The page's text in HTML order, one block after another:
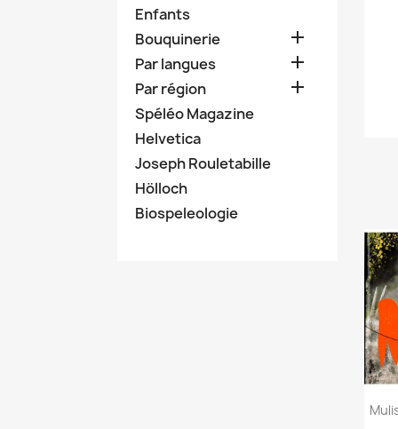
Enfants
Bouquinerie

Par langues 
Par région 
Spéléo Magazine
Helvetica
Joseph Rouletabille
Hölloch
Biospeleologie